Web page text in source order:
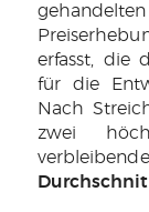
erfasst, die
für die
Nach
zwei